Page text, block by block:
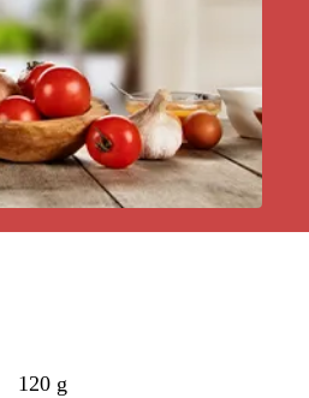
120 g